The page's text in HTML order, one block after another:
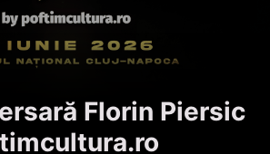
Florin Piersic